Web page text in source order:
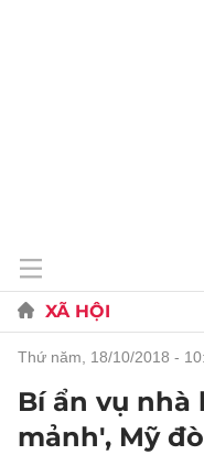
XÃ HỘI
thứ năm, 18/10/2018 -
Bí ẩn vụ nhà
mảnh', Mỹ